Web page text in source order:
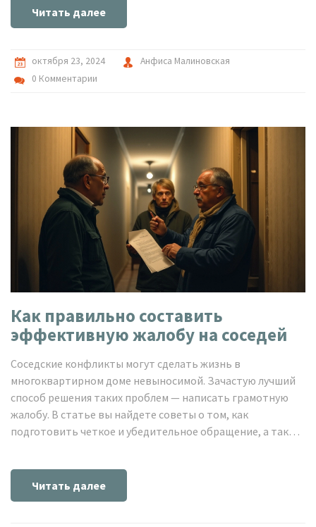
можно не только подать жалобу, но и отследить её
статус.
Читать далее
октября 23, 2024
Анфиса Малиновская
0 Комментарии
Как правильно составить
эффективную жалобу на соседей
Соседские конфликты могут сделать жизнь в
многоквартирном доме невыносимой. Зачастую лучший
способ решения таких проблем — написать грамотную
жалобу. В статье вы найдете советы о том, как
подготовить четкое и убедительное обращение, а также
инстанции и основные права жильцов. Читайте дальше,
чтобы узнать полезные рекомендации и личные истории,
Читать далее